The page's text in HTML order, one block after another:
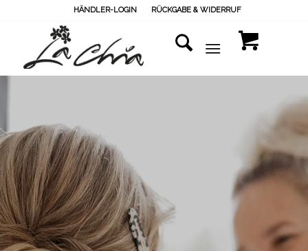
HÄNDLER-LOGIN RÜCKGABE & WIDERRUF